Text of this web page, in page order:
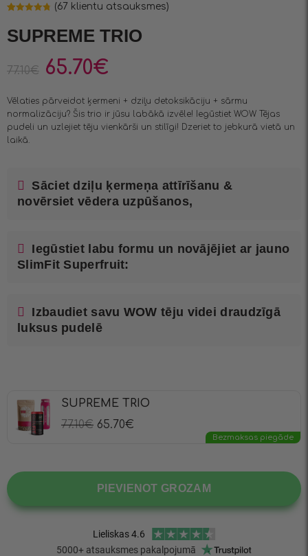
balstoties
pircēju
(67klientu atsauksmes)
SUPREME TRIO
77.10€ 65.70€
Vēlaties pārveidot ķermeni + dziļu detoksikāciju + sārmu
normalizāciju? Šis trio ir jūsu labākā izvēle! Iegūstiet WOW Tējas
pudeli un uzlejiet tēju vienkārši un stilīgi! Dzeriet to jebkurā vietā un
laikā.
Sāciet dziļu ķermeņa attīrīšanu &
novērsiet vēdera uzpūšanos,
Iegūstiet labu formu un novājējiet ar jauno
SlimFit Superfruit:
Izbaudiet savu WOW tēju videi draudzīgā
luksus pudelē
SUPREME TRIO
77.10€ 65.70€
Bezmaksas piegāde
PIEVIENOT GROZAM